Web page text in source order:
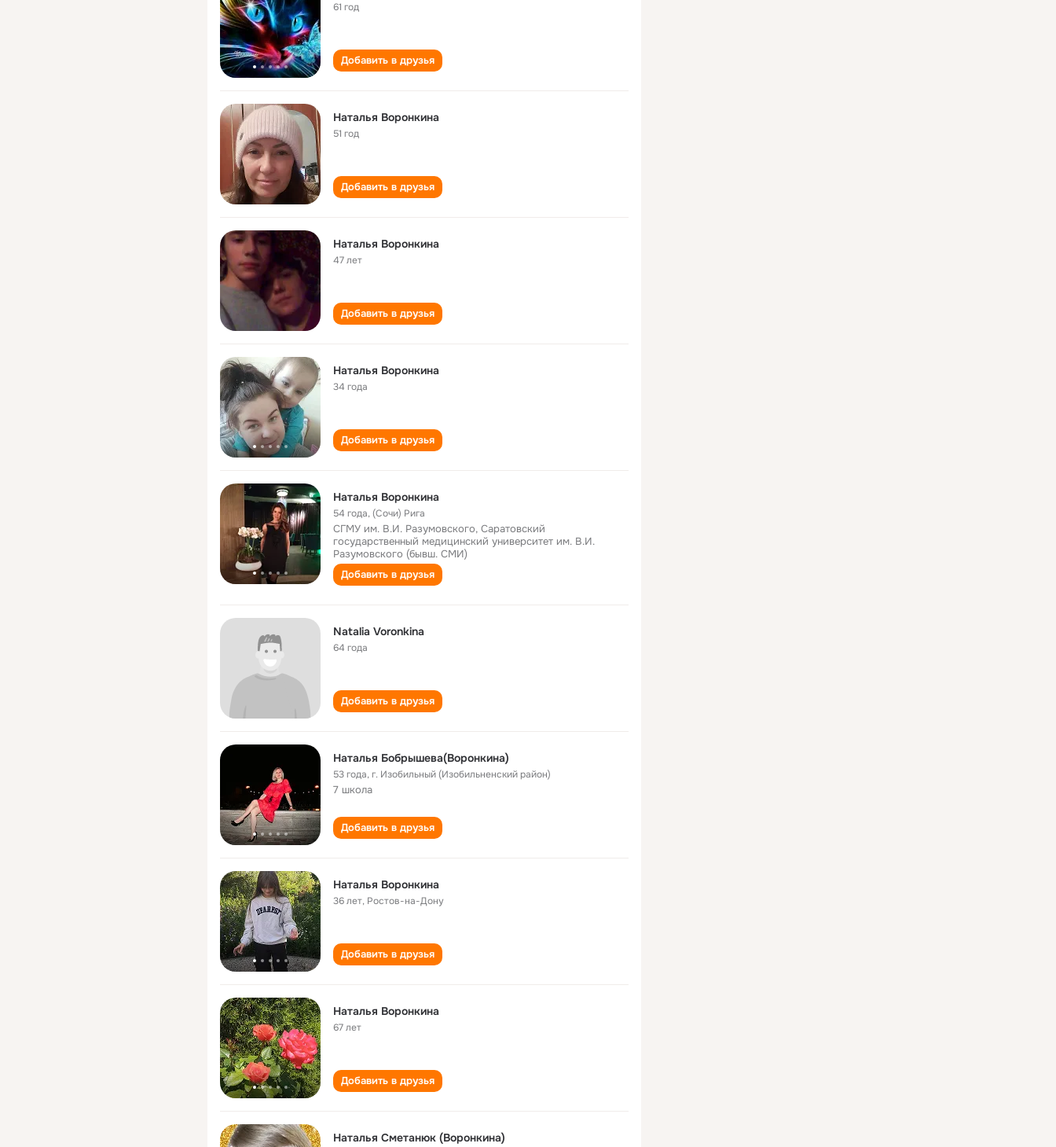
61 год
Добавить в друзья
Наталья Воронкина
51 год
Добавить в друзья
Наталья Воронкина
47 лет
Добавить в друзья
Наталья Воронкина
34 года
Добавить в друзья
Наталья Воронкина
54 года,(Сочи) Рига
СГМУ им. В.И. Разумовского, Саратовский
государственный медицинский университет им. В.И.
Разумовского (бывш. СМИ)
Добавить в друзья
Natalia Voronkina
64 года
Добавить в друзья
Наталья Бобрышева(Воронкина)
53 года,г. Изобильный (Изобильненский район)
7 школа
Добавить в друзья
Наталья Воронкина
36 лет, Ростов-на-Дону
Добавить в друзья
Наталья Воронкина
67 лет
Добавить в друзья
Наталья Сметанюк (Воронкина)